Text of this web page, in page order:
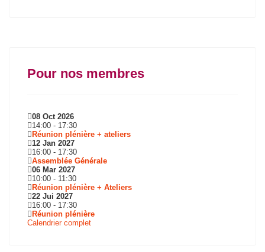
Pour nos membres
08 Oct 2026
14:00 - 17:30
Réunion plénière + ateliers
12 Jan 2027
16:00 - 17:30
Assemblée Générale
06 Mar 2027
10:00 - 11:30
Réunion plénière + Ateliers
22 Jui 2027
16:00 - 17:30
Réunion plénière
Calendrier complet